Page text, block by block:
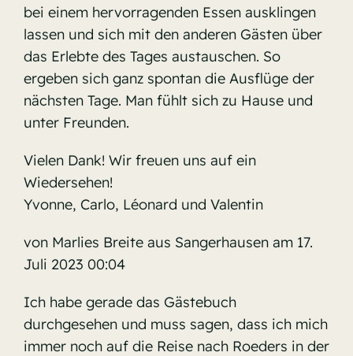
bei einem hervorragenden Essen ausklingen
lassen und sich mit den anderen Gästen über
das Erlebte des Tages austauschen. So
ergeben sich ganz spontan die Ausflüge der
nächsten Tage. Man fühlt sich zu Hause und
unter Freunden.
Vielen Dank! Wir freuen uns auf ein
Wiedersehen!
Yvonne, Carlo, Léonard und Valentin
von Marlies Breite aus Sangerhausen am 17.
Juli 2023 00:04
Ich habe gerade das Gästebuch
durchgesehen und muss sagen, dass ich mich
immer noch auf die Reise nach Roeders in der